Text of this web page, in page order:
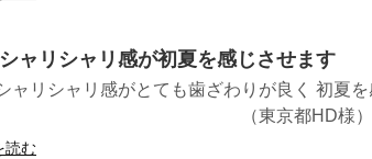
ャリシャリ感が初夏を感じさせます
ャリシャリ感がとても歯ざわりが良く 初夏
東京都HD様）
読む